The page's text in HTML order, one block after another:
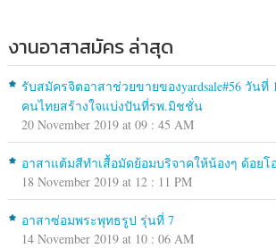
งานอาสาสมัคร ล่าสุด
รับสมัครจิตอาสาช่วยขายของyardsale#56 วันที่
คนไทยสร้างใจแบ่งปันที่รพ.มิชชั่น
20 November 2019 at 09 : 45 AM
อาสาแต้มสีทำเสื้อมัดย้อมบริจาคให้น้องๆ ด้อยโ
18 November 2019 at 12 : 11 PM
อาสาซ่อมพระพุทธรูป รุ่นที่ 7
14 November 2019 at 10 : 06 AM